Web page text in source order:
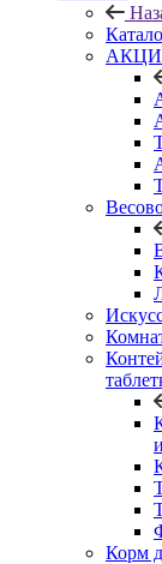
Корм